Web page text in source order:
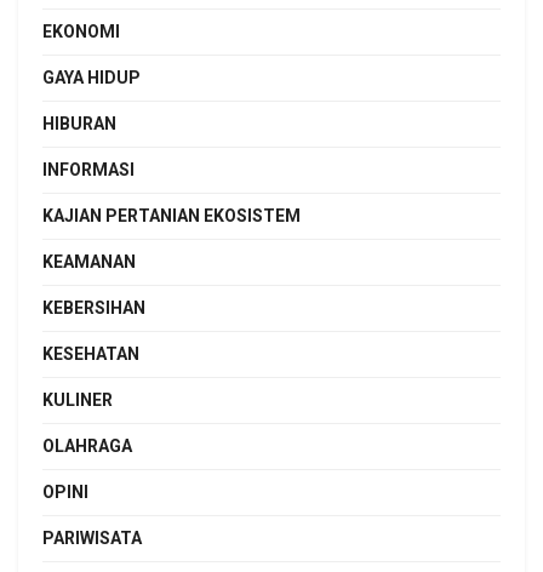
EKONOMI
GAYA HIDUP
HIBURAN
INFORMASI
KAJIAN PERTANIAN EKOSISTEM
KEAMANAN
KEBERSIHAN
KESEHATAN
KULINER
OLAHRAGA
OPINI
PARIWISATA